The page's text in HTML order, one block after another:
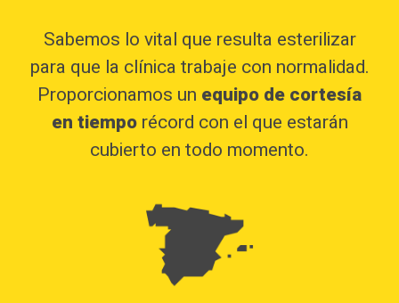
Sabemos lo vital que resulta esterilizar
para que la clínica trabaje con normalidad.
Proporcionamos un equipo de cortesía
en tiemporécord con el que estarán
cubierto en todo momento.